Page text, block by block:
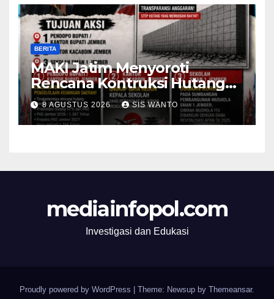
BERITA
MAKI Jatim Menyoroti
Rencana Kontruksi Hutang
785 Milyar Menjadi Alaram
Lemahnya Konsep
Pembangunan
8 AGUSTUS 2026 SIS WANTO
mediainfopol.com
Investigasi dan Edukasi
Proudly powered by WordPress Theme: Newsup by Themeansar.